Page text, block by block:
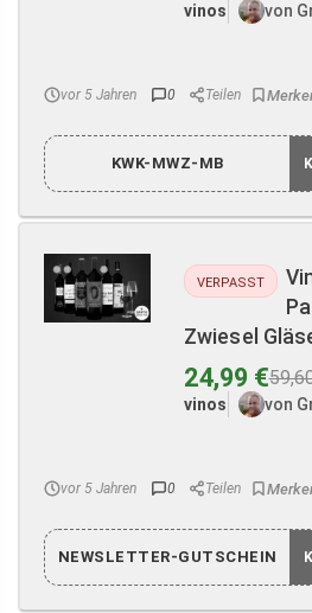
vinos von
vor 5 Jahren 0 Teilen
KWK-MWZ-MB
VERPASST
Zwiesel
24,99 €
vinos von
vor 5 Jahren 0 Teilen
NEWSLETTER-GUTSCHEIN